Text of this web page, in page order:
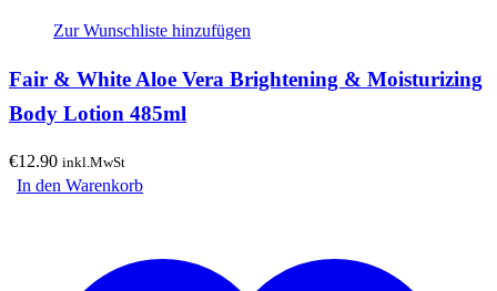
Zur Wunschliste hinzufügen
Fair & White Aloe Vera Brightening & Moisturizing
Body Lotion 485ml
€12.90 inkl.MwSt
In den Warenkorb